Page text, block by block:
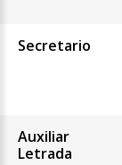
Secretario
Auxiliar
Letrada